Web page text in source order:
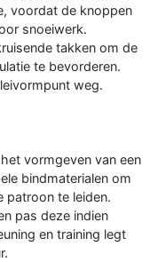
voordat de knoppen
snoeiwerk.
takken om de
te bevorderen.
weg.
vormgeven van een
bindmaterialen om
patroon te leiden.
pas deze indien
en training legt